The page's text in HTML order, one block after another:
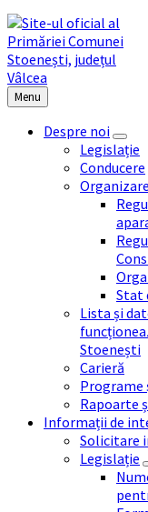
Menu
Despre noi
Legislație
Conducere
Organizare
Stat
Lista și
Stoenești
Carieră
Programe
Rapoarte
Informații de
Solicitare
Legislație